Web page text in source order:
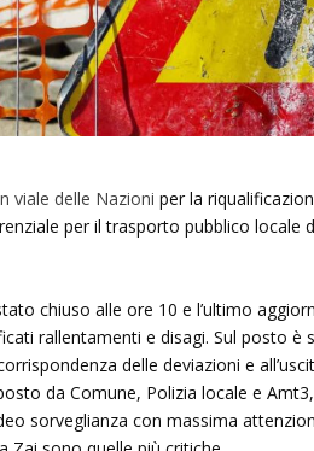
viale delle Nazioni per la
per il trasporto pubblico locale
chiuso alle ore 10 e l’ultimo
rallentamenti e disagi. Sul posto è
delle deviazioni e
da Comune, Polizia locale e
sorveglianza con massima